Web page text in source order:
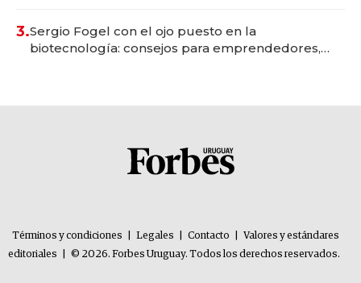
3.Sergio Fogel con el ojo puesto en la
biotecnología: consejos para emprendedores,
Términos y condiciones Legales Contacto
Valores y estándares
editoriales
© 2026. Forbes Uruguay. Todos los derechos reservados.